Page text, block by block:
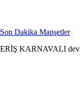
Son Dakika Manşetler